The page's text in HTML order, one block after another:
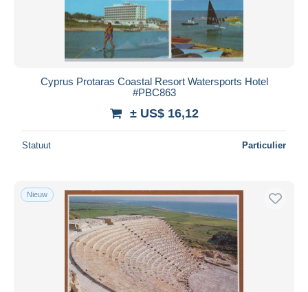
Cyprus Protaras Coastal Resort Watersports Hotel
#PBC863
± US$ 16,12
Statuut Particulier
Nieuw